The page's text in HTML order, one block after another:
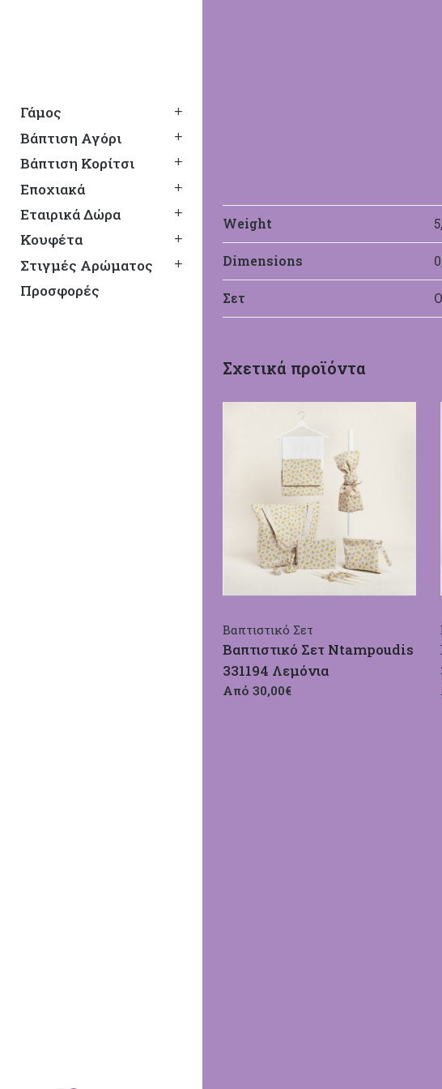
Γάμος
Βάπτιση Αγόρι
Βάπτιση Κορίτσι
Εποχιακά
Εταιρικά Δώρα
Κουφέτα
Στιγμές Αρώματος
Προσφορές
Weight
Dimensions
Σετ
Loukia
Σχετικά προϊόντα
Βαπτιστικό Σετ
Βαπτιστικό Σετ Ntampoudis
331194 Λεμόνια
Από 30,00€